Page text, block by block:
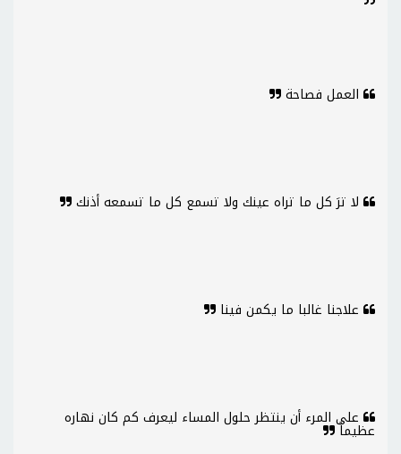
العمل فصاحة
لا ترَ كل ما تراه عينك ولا تسمع كل ما تسمعه أذنك
علاجنا غالبا ما يكمن فينا
على المرء أن ينتظر حلول المساء ليعرف كم كان نهاره
عظيماً